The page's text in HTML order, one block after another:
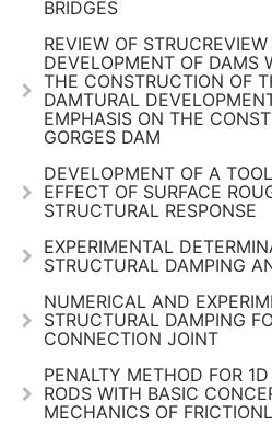
BRIDGES
REVIEW OF
DEVELOPMENT OF DAMS
THE CONSTRUCTION OF
DAMTURAL
EMPHASIS ON THE
GORGES DAM
DEVELOPMENT OF A
EFFECT OF SURFACE
STRUCTURAL RESPONSE
EXPERIMENTAL
STRUCTURAL DAMPING
NUMERICAL AND
STRUCTURAL DAMPING
CONNECTION JOINT
PENALTY METHOD FOR
RODS WITH BASIC
MECHANICS OF